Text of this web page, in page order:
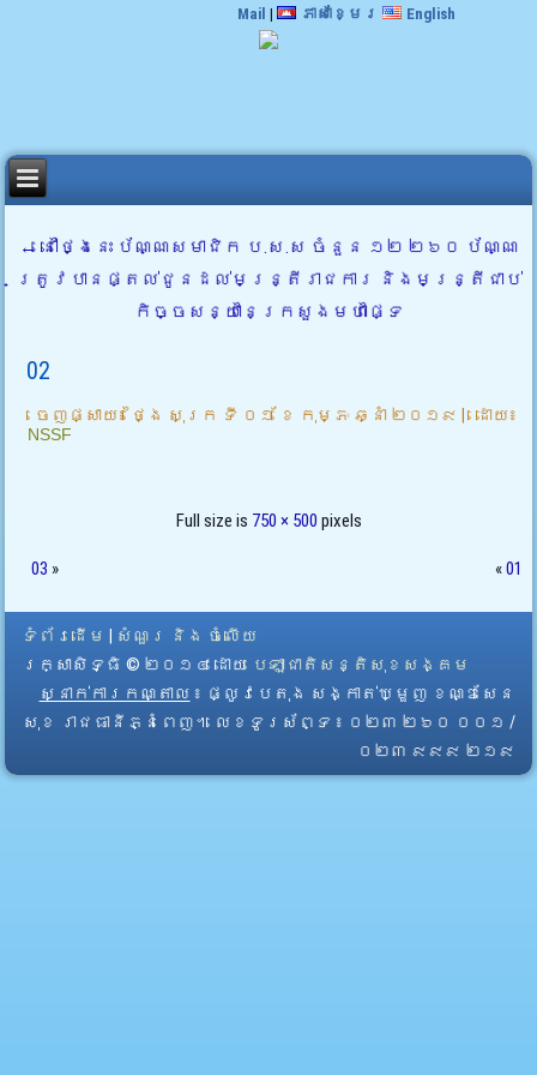
Mail | ភាសាខ្មែរ English
← នៅថ្ងៃនេះ ប័ណ្ណសមាជិក ប.ស.ស ចំនួន ១២ ២៦០ ប័ណ្ណ
ត្រូវបានផ្តល់ជូនដល់មន្រ្តីរាជការ និងមន្រ្តីជាប់
កិច្ចសន្យានៃក្រសួងមហាផ្ទៃ
02
ចេញផ្សាយ៖ ថ្ងៃ សុក្រ ទី ០១ ខែ កុម្ភៈ ឆ្នាំ ២០១៩ | ដោយ៖
NSSF
Full size is 750 × 500 pixels
03 » «01
ទំព័រដើម
សំណួរ និង ចំលើយ
រក្សាសិទ្ធិ © ២០១៤ ដោយ​ បេឡាជាតិសន្តិសុខសង្គម
ស្នាក់ការកណ្តាល ៖ ផ្លូវបេតុង សង្កាត់ឃ្មួញ ខណ្ឌសែន
សុខ រាជធានីភ្នំពេញ។ លេខទូរស័ព្ទ ៖ ០២៣ ២៦០ ០០១ /
០២៣ ៩៩៩ ២១៩